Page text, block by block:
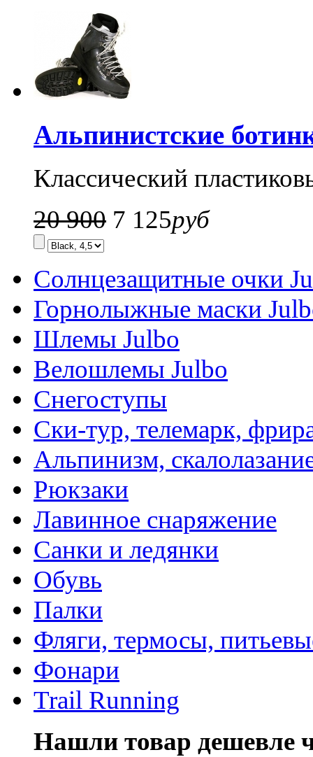
Альпинистские
Классический
20 900 7 125руб
Солнцезащитные очки
Горнолыжные маски
Шлемы Julbo
Велошлемы Julbo
Снегоступы
Ски-тур, телемарк,
Альпинизм,
Рюкзаки
Лавинное снаряжение
Санки и ледянки
Обувь
Палки
Фляги, термосы,
Фонари
Trail Running
Нашли товар дешевле